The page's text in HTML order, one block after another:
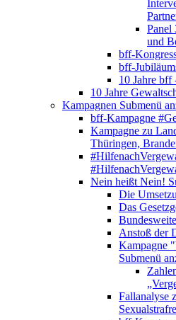
Panel
und
bff-
bff-
10 Jahre bff
10 Jahre
Kampagnen Submenü
bff-Kampagne
Kampagne zu
Thüringen,
Nein heißt Nein!
Die
Das
Anstoß der
Kampagne
Submenü
Fallanalyse